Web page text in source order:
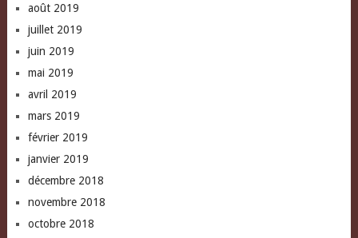
août 2019
juillet 2019
juin 2019
mai 2019
avril 2019
mars 2019
février 2019
janvier 2019
décembre 2018
novembre 2018
octobre 2018